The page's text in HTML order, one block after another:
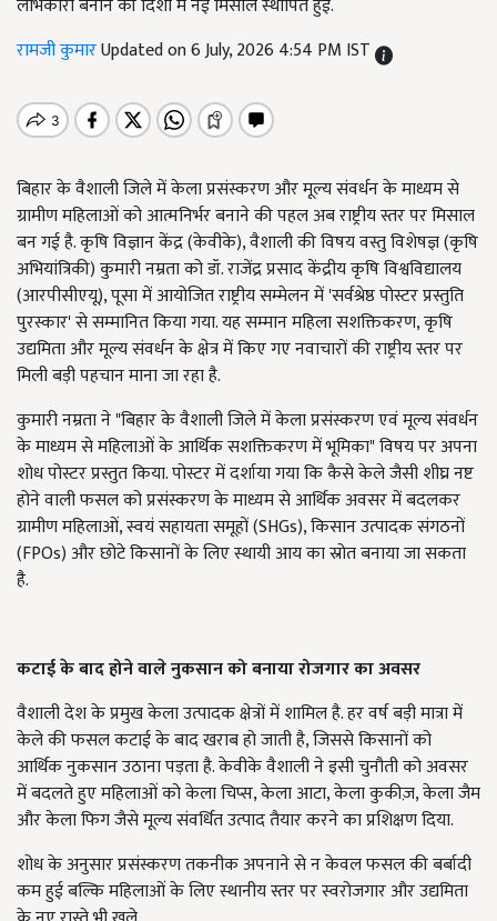
लाभकारी बनाने की दिशा में नई मिसाल स्थापित हुई.
रामजी कुमारUpdated on 6 July, 2026 4:54 PM IST
बिहार के वैशाली जिले में केला प्रसंस्करण और मूल्य संवर्धन के माध्यम से
ग्रामीण महिलाओं को आत्मनिर्भर बनाने की पहल अब राष्ट्रीय स्तर पर मिसाल
बन गई है. कृषि विज्ञान केंद्र (केवीके), वैशाली की विषय वस्तु विशेषज्ञ (कृषि
अभियांत्रिकी) कुमारी नम्रता को डॉ. राजेंद्र प्रसाद केंद्रीय कृषि विश्वविद्यालय
(आरपीसीएयू), पूसा में आयोजित राष्ट्रीय सम्मेलन में 'सर्वश्रेष्ठ पोस्टर प्रस्तुति
पुरस्कार' से सम्मानित किया गया. यह सम्मान महिला सशक्तिकरण, कृषि
उद्यमिता और मूल्य संवर्धन के क्षेत्र में किए गए नवाचारों की राष्ट्रीय स्तर पर
मिली बड़ी पहचान माना जा रहा है.
कुमारी नम्रता ने "बिहार के वैशाली जिले में केला प्रसंस्करण एवं मूल्य संवर्धन
के माध्यम से महिलाओं के आर्थिक सशक्तिकरण में भूमिका" विषय पर अपना
शोध पोस्टर प्रस्तुत किया. पोस्टर में दर्शाया गया कि कैसे केले जैसी शीघ्र नष्ट
होने वाली फसल को प्रसंस्करण के माध्यम से आर्थिक अवसर में बदलकर
ग्रामीण महिलाओं, स्वयं सहायता समूहों (SHGs), किसान उत्पादक संगठनों
(FPOs) और छोटे किसानों के लिए स्थायी आय का स्रोत बनाया जा सकता
है.
कटाई के बाद होने वाले नुकसान को बनाया रोजगार का अवसर
वैशाली देश के प्रमुख केला उत्पादक क्षेत्रों में शामिल है. हर वर्ष बड़ी मात्रा में
केले की फसल कटाई के बाद खराब हो जाती है, जिससे किसानों को
आर्थिक नुकसान उठाना पड़ता है. केवीके वैशाली ने इसी चुनौती को अवसर
में बदलते हुए महिलाओं को केला चिप्स, केला आटा, केला कुकीज़, केला जैम
और केला फिग जैसे मूल्य संवर्धित उत्पाद तैयार करने का प्रशिक्षण दिया.
शोध के अनुसार प्रसंस्करण तकनीक अपनाने से न केवल फसल की बर्बादी
कम हुई बल्कि महिलाओं के लिए स्थानीय स्तर पर स्वरोजगार और उद्यमिता